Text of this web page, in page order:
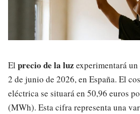
El precio de la luz experimentará un
2 de junio de 2026, en España. El
eléctrica se situará en 50,96 euros
(MWh). Esta cifra representa una